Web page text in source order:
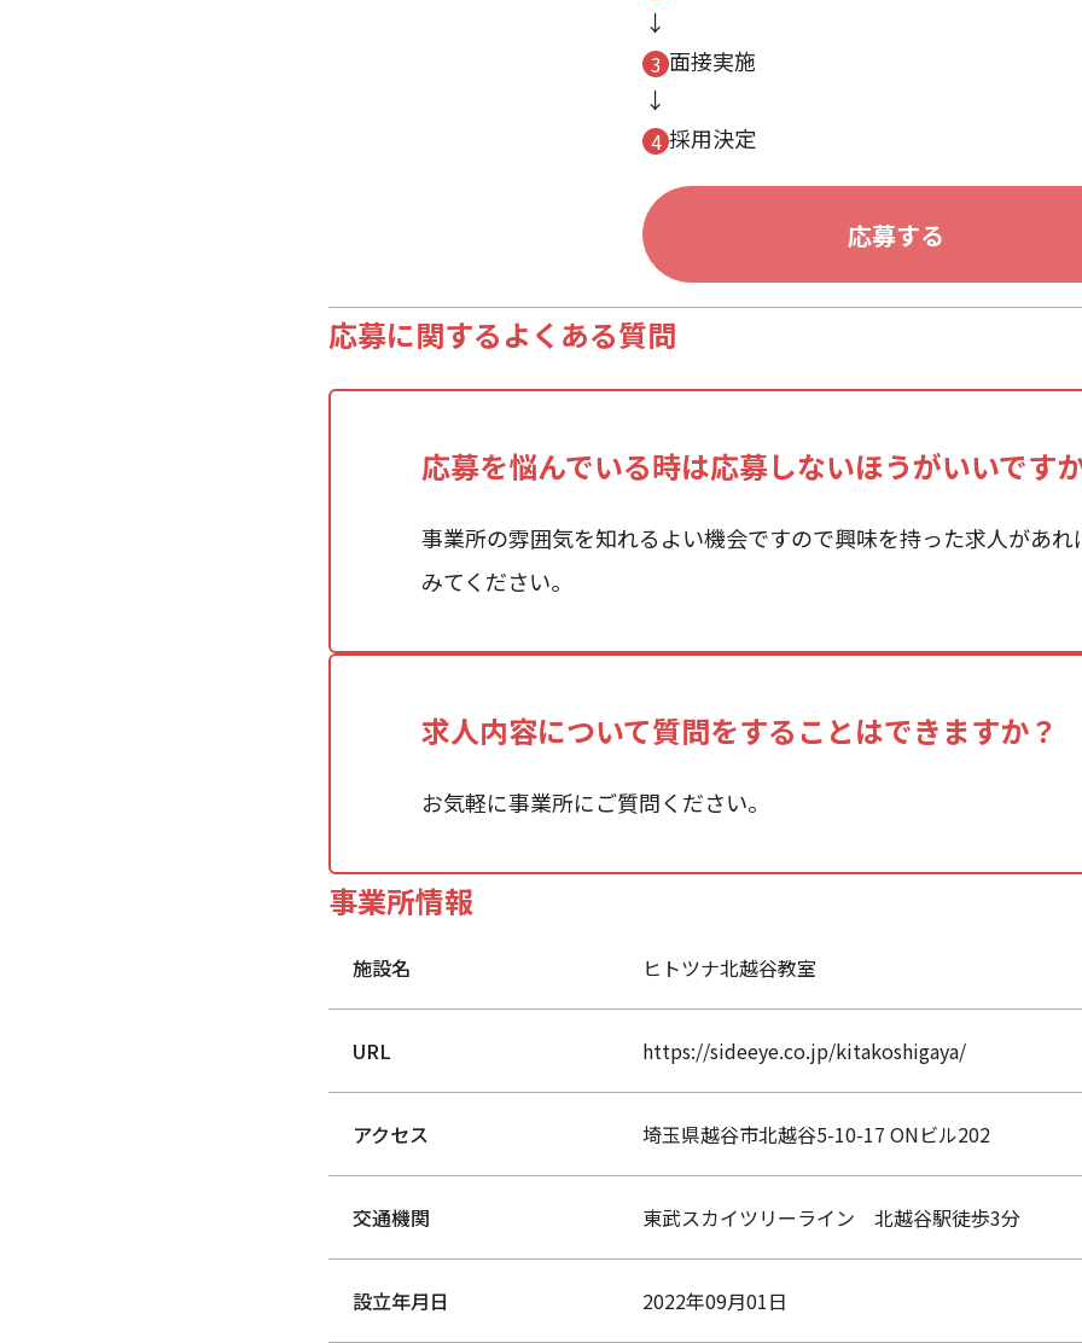
面接実施
採用決定
応募する
応募に関するよくある質問
応募を悩んでいる時は応募しないほうがいいです
事業所の雰囲気を知れるよい機会ですので興味を持った求人があれ
みてください。
求人内容について質問をすることはできますか？
お気軽に事業所にご質問ください。
事業所情報
施設名 ヒトツナ北越谷教室
URL https://sideeye.co.jp/kitakoshigaya/
アクセス 埼玉県越谷市北越谷5-10-17 ONビル202
交通機関 東武スカイツリーライン 北越谷駅徒歩3分
設立年月日 2022年09月01日